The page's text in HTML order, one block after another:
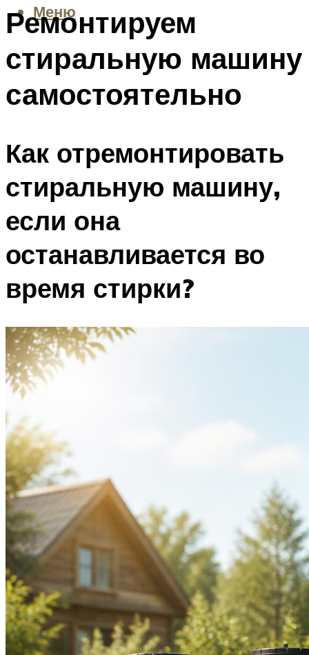
Меню
Ремонтируем
стиральную машину
самостоятельно
Как отремонтировать
стиральную машину,
если она
останавливается во
время стирки?